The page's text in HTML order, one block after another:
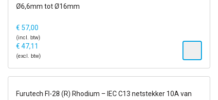
Ø6,6mm tot Ø16mm
€ 57,00
(incl. btw)
€ 47,11
(excl. btw)
op voorraad
Furutech FI-28 (R) Rhodium – IEC C13 netstekker 10A van